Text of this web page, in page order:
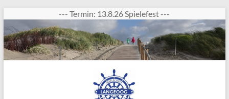
Inhalt
springen
--- Termin: 13.8.26 Spielefest ---